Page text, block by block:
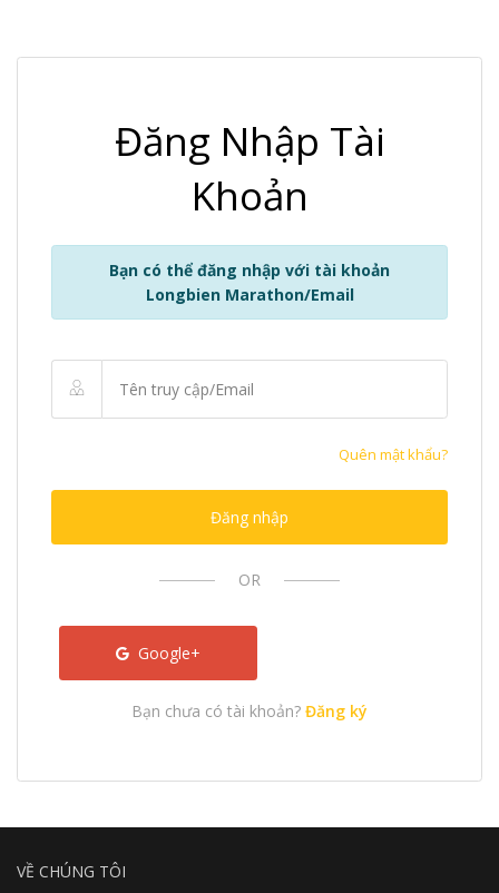
Đăng Nhập Tài
Khoản
Bạn có thể đăng nhập với tài khoản
Longbien Marathon/Email
Quên mật khẩu?
Đăng nhập
OR
Google+
Bạn chưa có tài khoản? Đăng ký
VỀ CHÚNG TÔI